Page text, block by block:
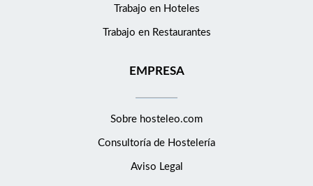
Trabajo en Hoteles
Trabajo en Restaurantes
EMPRESA
Sobre hosteleo.com
Consultoría de Hostelería
Aviso Legal